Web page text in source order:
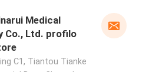
Medical
Co., Ltd. profilo
C1, Tiantou Tianke